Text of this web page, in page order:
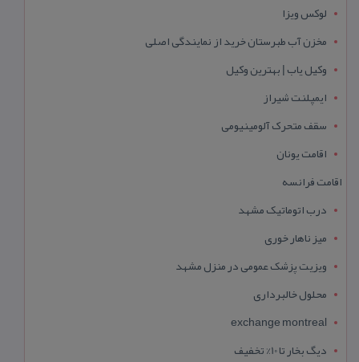
لوکس ویزا
مخزن آب طبرستان خرید از نمایندگی اصلی
وکیل یاب | بهترین وکیل
ایمپلنت شیراز
سقف متحرک آلومینیومی
اقامت یونان
اقامت فرانسه
درب اتوماتیک مشهد
میز ناهار خوری
ویزیت پزشک عمومی در منزل مشهد
محلول خالبرداری
exchange montreal
دیگ بخار تا 10% تخفیف